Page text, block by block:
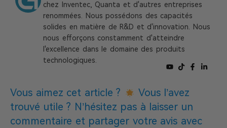
chez Inventec, Quanta et d'autres entreprises
renommées. Nous possédons des capacités
solides en matière de R&D et d'innovation. Nous
nous efforçons constamment d'atteindre
l'excellence dans le domaine des produits
technologiques.
Vous aimez cet article ?
Vous l’avez
trouvé utile ? N’hésitez pas à laisser un
commentaire et partager votre avis avec